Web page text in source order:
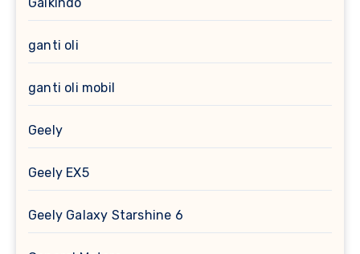
Gaikindo
ganti oli
ganti oli mobil
Geely
Geely EX5
Geely Galaxy Starshine 6